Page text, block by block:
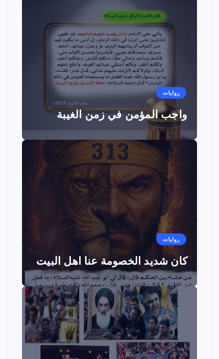
روايات
واجب المؤمن في زمن الغيبة
روايات
كان شديد الخصومة عنا اهل البيت